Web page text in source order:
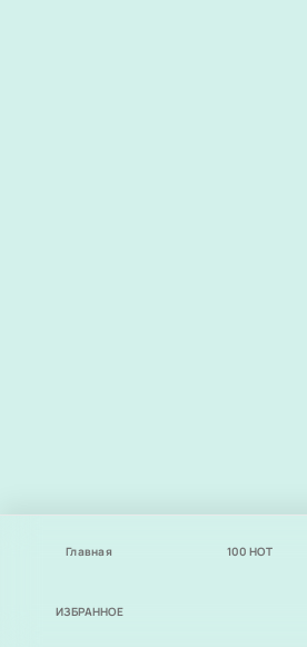
Главная 100 НОТ
ИЗБРАННОЕ